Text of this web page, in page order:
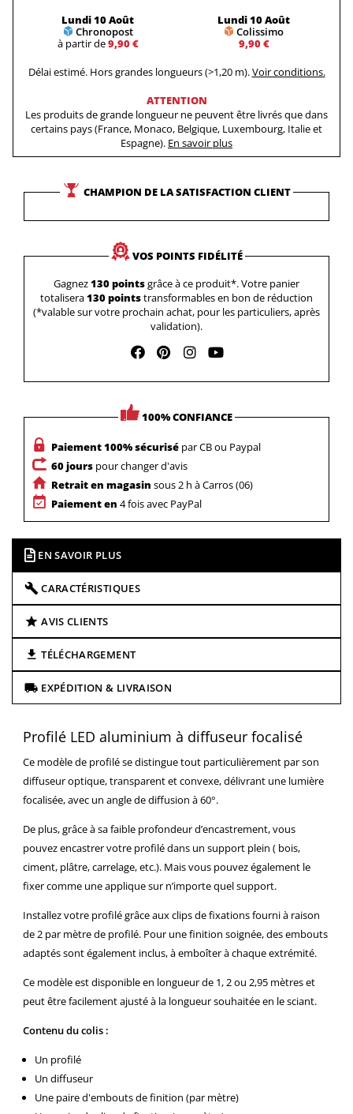
Lundi 10 Août
Chronopost
à partir de9,90 €
Lundi 10 Août
Colissimo
9,90 €
Délai estimé. Hors grandes longueurs (>1,20 m).Voir conditions.
ATTENTION
Les produits de grande longueur ne peuvent être livrés que dans
certains pays (France, Monaco, Belgique, Luxembourg, Italie et
Espagne). En savoir plus
CHAMPION DE LA SATISFACTION CLIENT
VOS POINTS FIDÉLITÉ
Gagnez130 pointsgrâce à ce produit*. Votre panier
totalisera130 pointstransformables en bon de réduction
(*valable sur votre prochain achat, pour les particuliers, après
validation).
100% CONFIANCE
Paiement 100% sécurisé par CB ou Paypal
60 jours pour changer d'avis
Retrait en magasin sous 2 h à Carros (06)
Paiement en 4 fois avec PayPal
EN SAVOIR PLUS
CARACTÉRISTIQUES
AVIS CLIENTS
TÉLÉCHARGEMENT
EXPÉDITION & LIVRAISON
Profilé LED aluminium à diffuseur focalisé
Ce modèle de profilé se distingue tout particulièrement par son
diffuseur optique, transparent et convexe, délivrant une lumière
focalisée, avec un angle de diffusion à 60°.
De plus, grâce à sa faible profondeur d’encastrement, vous
pouvez encastrer votre profilé dans un support plein ( bois,
ciment, plâtre, carrelage, etc.). Mais vous pouvez également le
fixer comme une applique sur n’importe quel support.
Installez votre profilé grâce aux clips de fixations fourni à raison
de 2 par mètre de profilé. Pour une finition soignée, des embouts
adaptés sont également inclus, à emboîter à chaque extrémité.
Ce modèle est disponible en longueur de 1, 2 ou 2,95 mètres et
peut être facilement ajusté à la longueur souhaitée en le sciant.
Contenu du colis :
Un profilé
Un diffuseur
Une paire d'embouts de finition (par mètre)